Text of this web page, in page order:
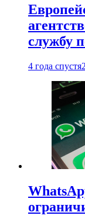
службу
4 года спустя